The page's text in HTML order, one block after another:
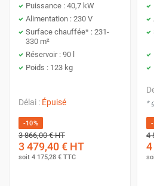
Puissance : 40,7 kW
Alimentation : 230 V
Surface chauffée* : 231-
330 m²
Réservoir : 90 l
Poids : 123 kg
Délai : Épuisé
-10%
3 866,00 €HT
3 479,40 € HT
soit 4 175,28 € TTC
*
4